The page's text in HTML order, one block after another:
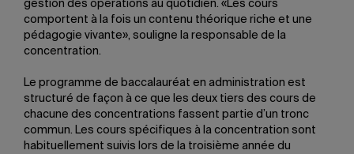
gestion des opérations au quotidien. «Les cours
comportent à la fois un contenu théorique riche et une
pédagogie vivante», souligne la responsable de la
concentration.
Le programme de baccalauréat en administration est
structuré de façon à ce que les deux tiers des cours de
chacune des concentrations fassent partie d’un tronc
commun. Les cours spécifiques à la concentration sont
habituellement suivis lors de la troisième année du